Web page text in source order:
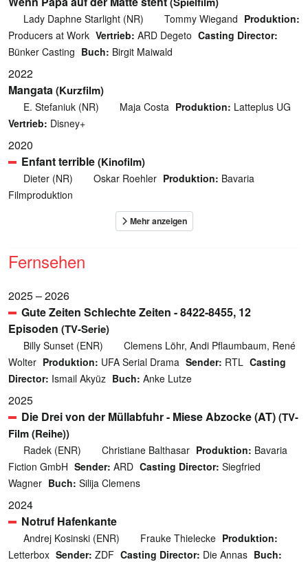
Lady Daphne Starlight (NR) Tommy Wiegand Produktion:
Producers at Work Vertrieb: ARD Degeto Casting Director:
Bünker Casting Buch: Birgit Maiwald
2022
Mangata(Kurzfilm)
E. Stefaniuk (NR) Maja Costa Produktion: Latteplus UG
Vertrieb: Disney+
2020
Enfant terrible(Kinofilm)
Dieter (NR) Oskar Roehler Produktion: Bavaria
Filmproduktion
Fernsehen
2025 – 2026
Gute Zeiten Schlechte Zeiten - 8422-8455, 12
Episoden (TV-Serie)
Billy Sunset (ENR)
Clemens Löhr, Andi Pflaumbaum, René
Wolter Produktion: UFA Serial Drama Sender: RTL Casting
Director: Ismail Akyüz Buch: Anke Lutze
2025
Die Drei von der Müllabfuhr - Miese Abzocke (AT)(TV-
Film (Reihe))
Radek (ENR) Christiane Balthasar Produktion: Bavaria
Fiction GmbH Sender: ARD Casting Director: Siegfried
Wagner Buch: Silija Clemens
2024
Notruf Hafenkante
Andrej Kosinski (ENR) Frauke Thielecke Produktion:
Letterbox Sender: ZDF Casting Director: Die Annas Buch: